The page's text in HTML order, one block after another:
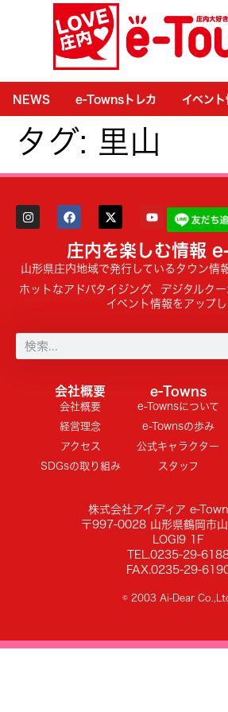
NEWS e-Townsトレカ イベント
タグ: 里山
庄内を楽しむ情報
山形県庄内地域で発行しているタウン情
ホットなアドバタイジング、デジタルク
イベント情報をアップ
会社概要
会社概要
経営理念
アクセス
SDGsの取り組み
e-Towns
e-Townsについて
e-Townsの歩み
公式キャラクター
スタッフ
株式会社アイディア e-
〒997-0028 山形県鶴岡市
LOGI9 1F
TEL.0235-29-
FAX.0235-29-
© 2003 Ai-Dear